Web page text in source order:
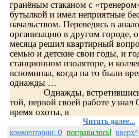
гранёным стаканом с
бутылкой и имел неприятные
начальством. Переведясь в
организацию в другом городе,
месяца решил квартирный
семью и детские свои годы, и
станционном изоляторе, и
вспоминал, когда на то были
однажды …
Однажды, встретившись с
той, первой своей работе
время охоты, в
Читать далее...
комментарии: 0 понравилось! вверх^